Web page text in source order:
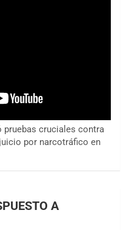
pruebas cruciales contra
por narcotráfico en
A